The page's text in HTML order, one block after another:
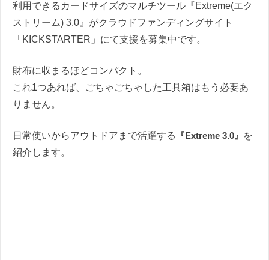
利用できるカードサイズのマルチツール『Extreme(エク
ストリーム) 3.0』がクラウドファンディングサイト
「KICKSTARTER」にて支援を募集中です。
財布に収まるほどコンパクト。
これ1つあれば、ごちゃごちゃした工具箱はもう必要あ
りません。
日常使いからアウトドアまで活躍する 『Extreme 3.0』 を
紹介します。